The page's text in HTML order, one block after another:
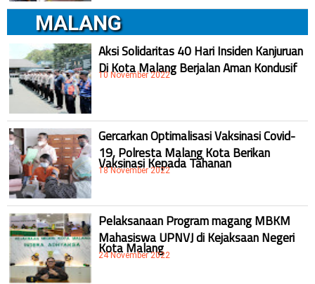
MALANG
Aksi Solidaritas 40 Hari Insiden Kanjuruan
Di Kota Malang Berjalan Aman Kondusif
10 November 2022
Gercarkan Optimalisasi Vaksinasi Covid-
19, Polresta Malang Kota Berikan
Vaksinasi Kepada Tahanan
18 November 2022
Pelaksanaan Program magang MBKM
Mahasiswa UPNVJ di Kejaksaan Negeri
Kota Malang
24 November 2022